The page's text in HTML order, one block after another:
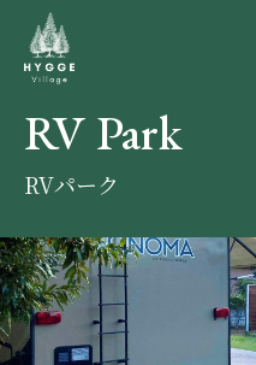
RV Park
RVパーク